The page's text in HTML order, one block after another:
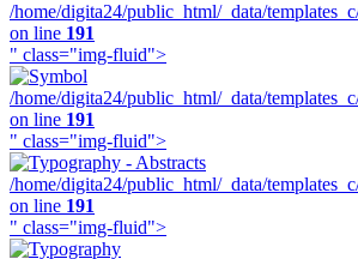
/home/digita24/public_html/_data/
on line 191
" class="img-fluid">
/home/digita24/public_html/_data/
on line 191
" class="img-fluid">
/home/digita24/public_html/_data/
on line 191
" class="img-fluid">